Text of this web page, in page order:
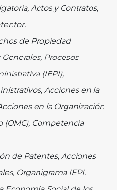
Actos y Contratos,
de Propiedad
Procesos
(IEPI),
Acciones en la
en la Organización
(OMC), Competencia
de Patentes, Acciones
Organigrama IEPI.